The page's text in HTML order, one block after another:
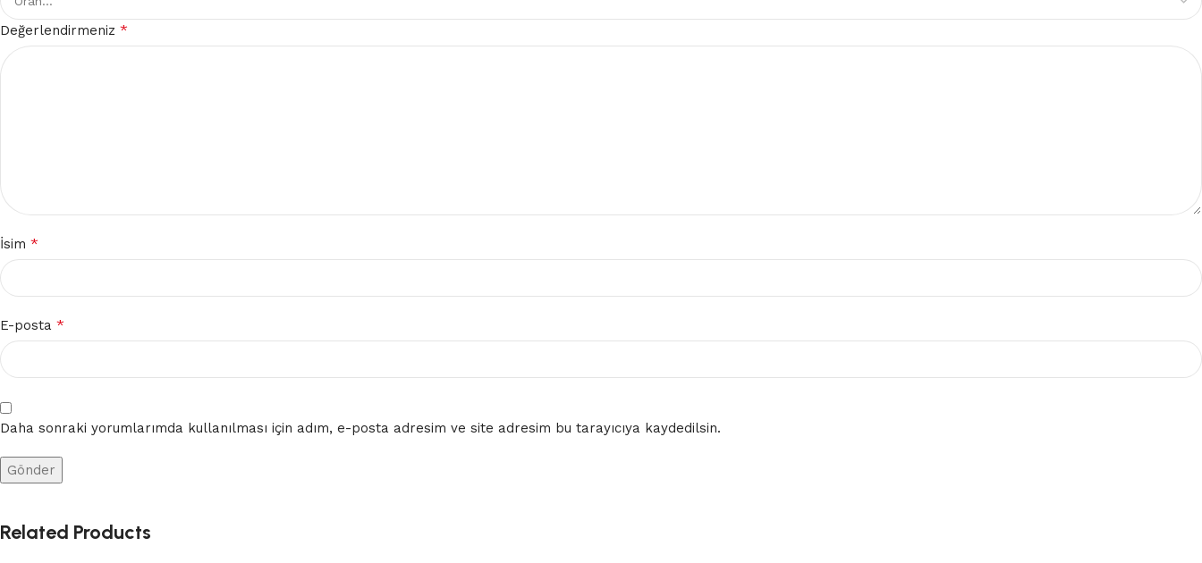
Değerlendirmeniz *
İsim *
E-posta *
Daha sonraki yorumlarımda kullanılması için adım, e-posta adresim ve site adresim bu tarayıcıya kaydedilsin.
Related Products